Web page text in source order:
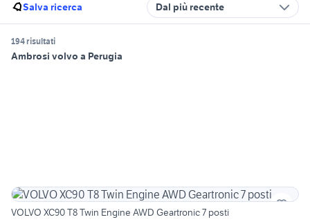
Salva ricerca Dal più recente
194 risultati
Ambrosi volvo a Perugia
VOLVO XC90 T8 Twin Engine AWD Geartronic 7 posti